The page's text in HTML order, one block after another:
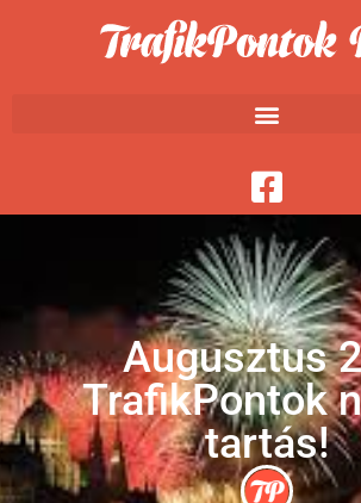
Augusztus
TrafikPontok
tartás!